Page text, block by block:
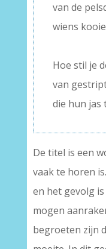
van de
wiens
Hoe stil je
van
die hun jas
De titel is een
vaak te horen
en het gevolg
mogen
begroeten zijn